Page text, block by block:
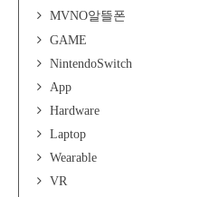
MVNO알뜰폰
GAME
NintendoSwitch
App
Hardware
Laptop
Wearable
VR